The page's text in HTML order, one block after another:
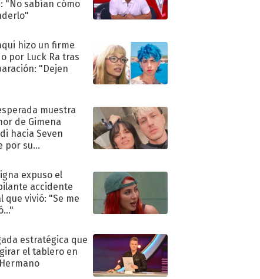
"No sabían cómo
hizo un firme
por Luck Ra tras
"Dejen
muestra
de Gimena
hacia Seven
por su
expuso el
accidente
que vivió: "Se me
estratégica que
el tablero en